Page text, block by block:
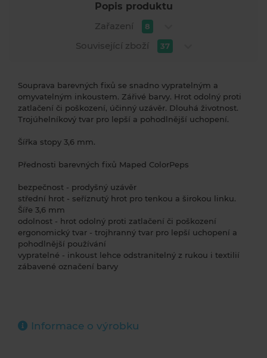
Popis produktu
Zařazení
8
Související zboží 37
Souprava barevných fixů se snadno vypratelným a
omyvatelným inkoustem. Zářivé barvy. Hrot odolný proti
zatlačení či poškození, účinný uzávěr. Dlouhá životnost.
Trojúhelníkový tvar pro lepší a pohodlnější uchopení.
Šířka stopy 3,6 mm.
Přednosti barevných fixů Maped ColorPeps
bezpečnost - prodyšný uzávěr
střední hrot - seříznutý hrot pro tenkou a širokou linku.
Šíře 3,6 mm
odolnost - hrot odolný proti zatlačení či poškození
ergonomický tvar - trojhranný tvar pro lepší uchopení a
pohodlnější používání
vypratelné - inkoust lehce odstranitelný z rukou i textilií
zábavené označení barvy
Informace o výrobku